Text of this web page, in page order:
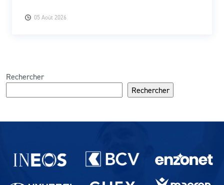
05 Août 2026
Rechercher
Rechercher
Partenaires du lausanne-Sport